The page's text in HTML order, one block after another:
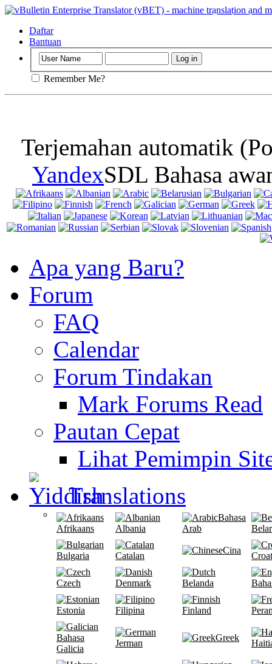
Penting:
Daftar
Bantuan
Remember Me?
Terjemahan automatik
YandexSDL Bahasa
Apa yang Baru?
Forum
FAQ
Calendar
Forum Tindakan
Mark Forums Read
Pautan Cepat
Lihat Pemimpin
Translations
Afrikaans Albania
Bahasa
Arab
Bulgaria Catalan
Cina
Czech Denmark Belanda
Estonia Filipina Finland
Bahasa
Galicia
Jerman
Greek